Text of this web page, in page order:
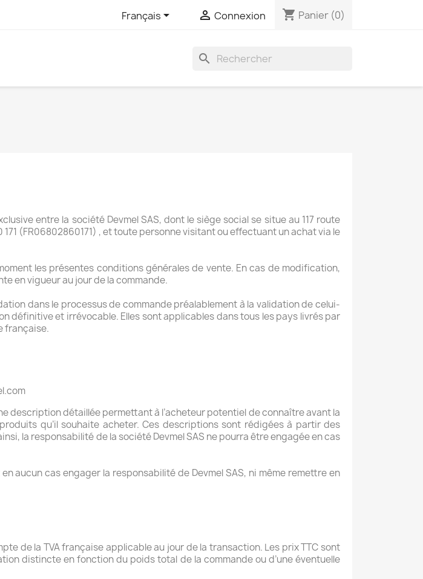
Français  Connexion shopping_cart Panier (0)
search
entre la société Devmel SAS, dont le siège social se situe au 117 route
(FR06802860171) , et toute personne visitant ou effectuant un achat via le
les présentes conditions générales de vente. En cas de modification,
en vigueur au jour de la commande.
dans le processus de commande préalablement à la validation de celui-
définitive et irrévocable. Elles sont applicables dans tous les pays livrés par
française.
description détaillée permettant à l’acheteur potentiel de connaître avant la
qu’il souhaite acheter. Ces descriptions sont rédigées à partir des
la responsabilité de la société Devmel SAS ne pourra être engagée en cas
aucun cas engager la responsabilité de Devmel SAS, ni même remettre en
de la TVA française applicable au jour de la transaction. Les prix TTC sont
distincte en fonction du poids total de la commande ou d’une éventuelle